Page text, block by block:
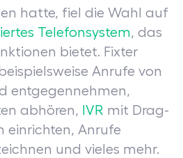
hatte, fiel die Wahl auf
Telefonsystem, das
bietet. Fixter
Anrufe von
entgegennehmen,
abhören, IVR mit Drag-
einrichten, Anrufe
und vieles mehr.